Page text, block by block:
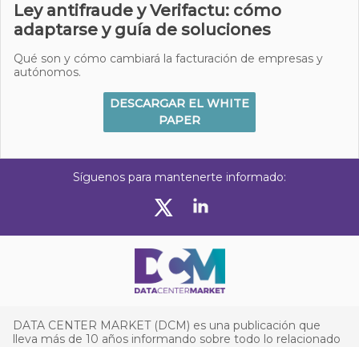
Ley antifraude y Verifactu: cómo
adaptarse y guía de soluciones
Qué son y cómo cambiará la facturación de empresas y
autónomos.
DESCARGAR EL WHITE
PAPER
Síguenos para mantenerte informado:
DATA CENTER MARKET (DCM) es una publicación que
lleva más de 10 años informando sobre todo lo relacionado